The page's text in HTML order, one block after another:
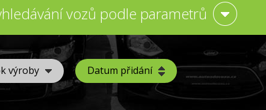
vozů podle parametrů
výroby Datum přidání